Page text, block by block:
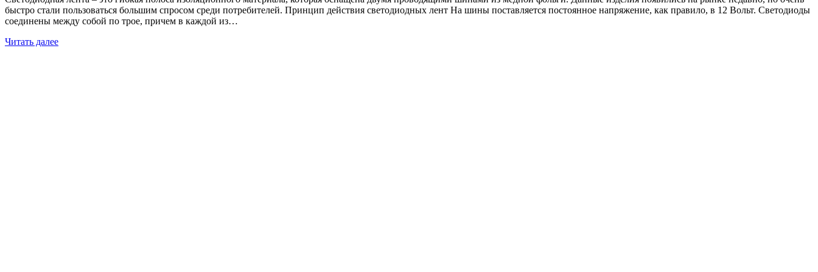
быстро стали пользоваться большим спросом среди потребителей. Принцип действия светодиодных лент На шины поставляется постоянное напряжение, как правило, в 12 Вольт. Светодиоды
соединены между собой по трое, причем в каждой из…
Читать далее